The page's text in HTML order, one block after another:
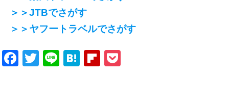
＞＞JTBでさがす
＞＞ヤフートラベルでさがす
Facebook
Twitter
LineHatenaFlipboard